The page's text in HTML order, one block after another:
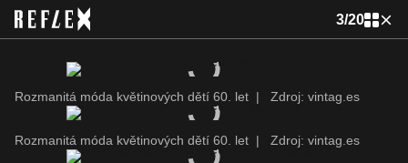
3/20
Rozmanitá móda květinových dětí 60. let | Zdroj: vintag.es
Rozmanitá móda květinových dětí 60. let | Zdroj: vintag.es